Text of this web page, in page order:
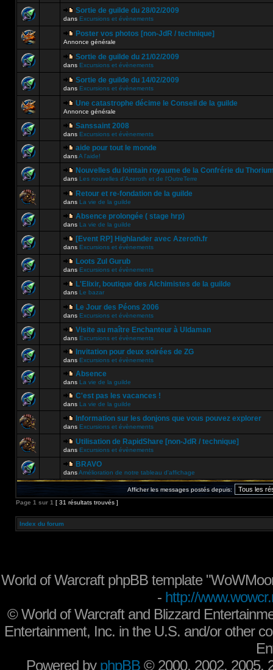
Sortie de guilde du 28/02/2009
dans Excursions et évènements
Poster vos photos [non-JdR / technique]
Annonce générale
Sortie de guilde du 21/02/2009
dans Excursions et évènements
Sortie de guilde du 14/02/2009
dans Excursions et évènements
Une catastrophe décime le Conseil de la guilde
Annonce générale
Sanssaint 2008
dans Excursions et évènements
aide pour tout le monde
dansA l'aide!
Nouvelles du lointain royaume de la Confrérie du
dans Les nouvelles d'Azeroth et de l'OutreTerre
Retour et re-fondation de la guilde
dans La vie de la guilde
Absence prolongée ( stage hrp)
dans La vie de la guilde
[Event RP] Highlander avec Azeroth.fr
dans Excursions et évènements
Loots Zul Gurub
dans Excursions et évènements
L'Elixir, boutique des Alchimistes de la guilde
dans Le bazar
Le Jour des Péons 2006
dans Excursions et évènements
Visite au maître Enchanteur à Uldaman
dans Excursions et évènements
Invitation pour deux soirées de ZG
dans Excursions et évènements
Absence
dans La vie de la guilde
C'est pas les vacances !
dans La vie de la guilde
Information sur les donjons que vous pouvez explorer
dans Excursions et évènements
Utilisation de RapidShare [non-JdR / technique]
dans Excursions et évènements
BRAVO
dansAmélioration de notre tableau d'affichage
Afficher les messages postés depuis:
Page 1 sur 1 [ 31 résultats trouvés ]
Index du forum
World of Warcraft phpBB template
- http://
©World of Warcraft and Blizzard
Entertainment, Inc. in the U.S. and/or other
Powered by phpBB © 2000, 2002, 2005,